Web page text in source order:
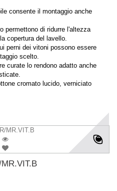
consente il montaggio anche
permettono di ridurre l'altezza
copertura del lavello.
perni dei vitoni possono essere
scelto.
curate lo rendono adatto anche
cromato lucido, verniciato